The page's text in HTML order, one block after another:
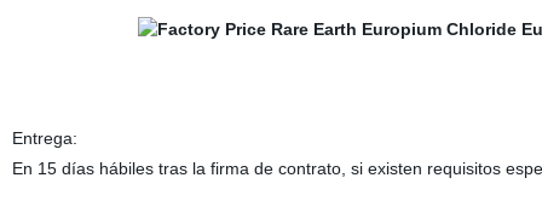
Entrega:
En 15 días hábiles tras la firma de contrato, si existen requisitos